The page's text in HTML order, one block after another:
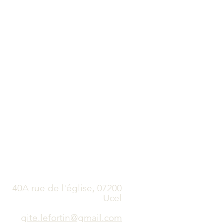
40A rue de l'église, 07200
Ucel
gite.lefortin@gmail.com